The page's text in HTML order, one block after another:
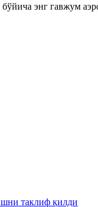
энг гавжум
таклиф қилди